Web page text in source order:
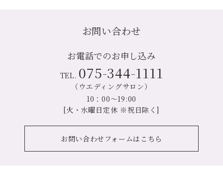
お問い合わせ
お電話でのお申し込み
TEL. 075-344-1111
（ウエディングサロン）
10：00～19:00
[火・水曜日定休 ※祝日除く]
お問い合わせフォームはこちら